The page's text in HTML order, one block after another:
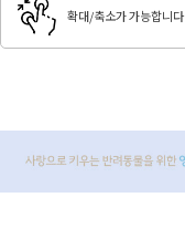
확대/축소가 가능합니다